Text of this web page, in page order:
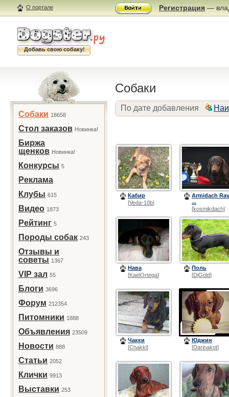
О портале Регистрация —
Добавь свою собаку!
Собаки 18658
Стол заказов Новинка!
Биржа
щенков Новинка!
Конкурсы 5
Реклама
Клубы 615
Видео 1873
Рейтинг 5
Породы собак 243
Отзывы и
советы 1367
VIP зал 55
Блоги 3696
Форум 212354
Питомники 1888
Объявления 23509
Новости 888
Статьи 2052
Клички 9913
Выставки 253
Собаки
По дате добавления
Кабир
[Veda-10b]
Armidach
...
[kosmikdach]
Нава
[KaelOrtega]
Поль
[DjGold]
Чакки
[Chakki]
Юджин
[Darinakot]